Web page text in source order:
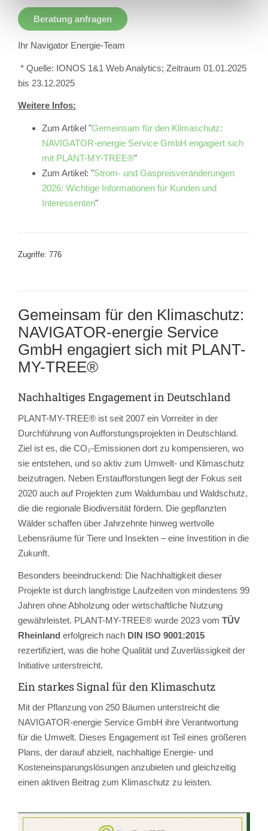
Beratung anfragen
Ihr Navigator Energie-Team
* Quelle: IONOS 1&1 Web Analytics; Zeitraum 01.01.2025
bis 23.12.2025
Weitere Infos:
Zum Artikel "Gemeinsam für den Klimaschutz:
NAVIGATOR-energie Service GmbH engagiert sich
mit PLANT-MY-TREE®"
Zum Artikel: "Strom- und Gaspreisveränderungen
2026: Wichtige Informationen für Kunden und
Interessenten"
Zugriffe: 776
Gemeinsam für den Klimaschutz:
NAVIGATOR-energie Service
GmbH engagiert sich mit PLANT-
MY-TREE®
Nachhaltiges Engagement in Deutschland
PLANT-MY-TREE® ist seit 2007 ein Vorreiter in der
Durchführung von Aufforstungsprojekten in Deutschland.
Ziel ist es, die CO₂-Emissionen dort zu kompensieren, wo
sie entstehen, und so aktiv zum Umwelt- und Klimaschutz
beizutragen. Neben Erstaufforstungen liegt der Fokus seit
2020 auch auf Projekten zum Waldumbau und Waldschutz,
die die regionale Biodiversität fördern. Die gepflanzten
Wälder schaffen über Jahrzehnte hinweg wertvolle
Lebensräume für Tiere und Insekten – eine Investition in die
Zukunft.
Besonders beeindruckend: Die Nachhaltigkeit dieser
Projekte ist durch langfristige Laufzeiten von mindestens 99
Jahren ohne Abholzung oder wirtschaftliche Nutzung
gewährleistet. PLANT-MY-TREE® wurde 2023 vom TÜV
Rheinland erfolgreich nach DIN ISO 9001:2015
rezertifiziert, was die hohe Qualität und Zuverlässigkeit der
Initiative unterstreicht.
Ein starkes Signal für den Klimaschutz
Mit der Pflanzung von 250 Bäumen unterstreicht die
NAVIGATOR-energie Service GmbH ihre Verantwortung
für die Umwelt. Dieses Engagement ist Teil eines größeren
Plans, der darauf abzielt, nachhaltige Energie- und
Kosteneinsparungslösungen anzubieten und gleichzeitig
einen aktiven Beitrag zum Klimaschutz zu leisten.